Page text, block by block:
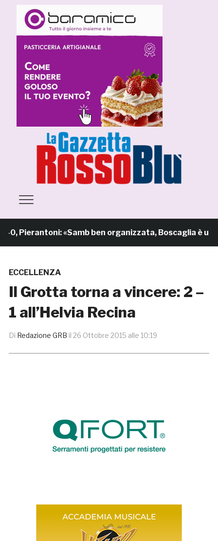
Pierantoni: «Samb ben organizzata, Boscaglia è un
ECCELLENZA
Il Grotta torna a vincere: 2 –
1 all’Helvia Recina
Di Redazione GRB il 26 Ottobre 2015 alle 10:19